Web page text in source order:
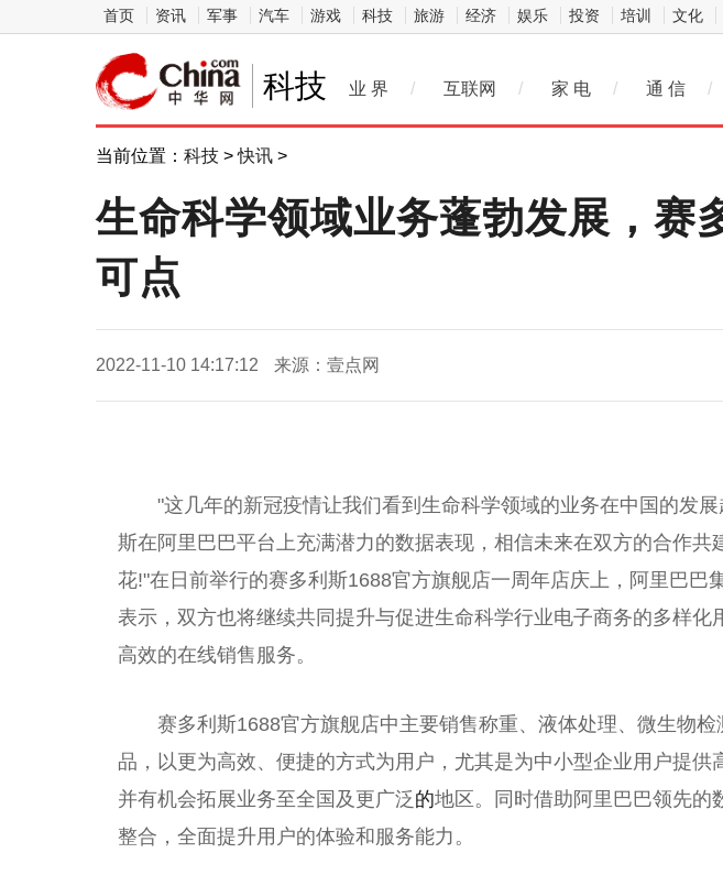
首页 资讯 军事 汽车 游戏 科技 旅游 经济 娱乐 投资 培训 文化
科技 业 界 / 互联网 / 家 电 / 通 信 /
当前位置： 科技 >快讯 >
生命科学领域业务蓬勃发展，赛
可点
2022-11-10 14:17:12 来源：壹点网
"这几年的新冠疫情让我们看到生命科学领域的业务在中国的发
斯在阿里巴巴平台上充满潜力的数据表现，相信未来在双方的合作共
花!"在日前举行的赛多利斯1688官方旗舰店一周年店庆上，阿里巴巴
表示，双方也将继续共同提升与促进生命科学行业电子商务的多样化
高效的在线销售服务。
赛多利斯1688官方旗舰店中主要销售称重、液体处理、微生物
品，以更为高效、便捷的方式为用户，尤其是为中小型企业用户提供
并有机会拓展业务至全国及更广泛 的地区。同时借助阿里巴巴领先的
整合，全面提升用户的体验和服务能力。